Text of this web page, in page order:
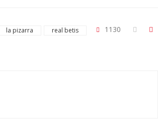
la pizarra real betis 1130